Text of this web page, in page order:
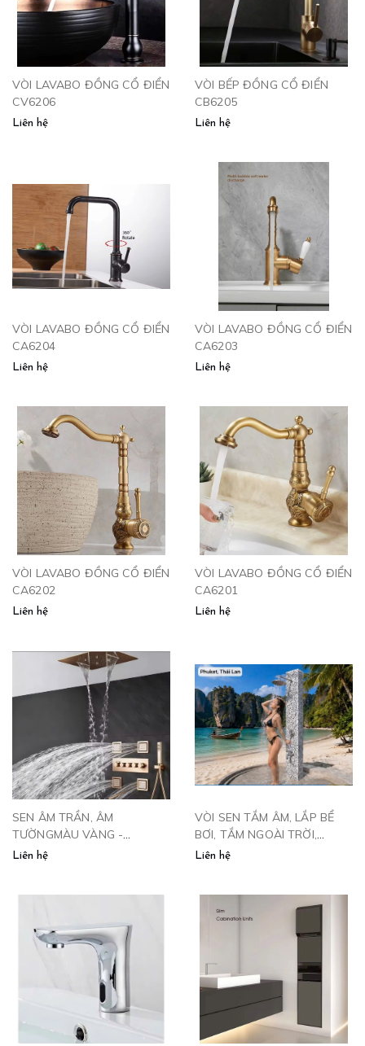
VÒI LAVABO ĐỒNG CỔ ĐIỂN
CV6206
Liên hệ
VÒI BẾP ĐỒNG CỔ ĐIỂN
CB6205
Liên hệ
VÒI LAVABO ĐỒNG CỔ ĐIỂN
CA6204
Liên hệ
VÒI LAVABO ĐỒNG CỔ ĐIỂN
CA6203
Liên hệ
VÒI LAVABO ĐỒNG CỔ ĐIỂN
CA6202
Liên hệ
VÒI LAVABO ĐỒNG CỔ ĐIỂN
CA6201
Liên hệ
SEN ÂM TRẦN, ÂM
TƯỜNGMÀU VÀNG -
SAT4VP
Liên hệ
VÒI SEN TẮM ÂM, LẮP BỂ
BƠI, TẮM NGOÀI TRỜI,
VƯỜN, GẮN CỘT- SNT102
Liên hệ